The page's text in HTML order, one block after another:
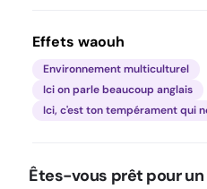
Effets waouh
Environnement multiculturel
Ici on parle beaucoup anglais
Ici, c'est ton tempérament qui
Êtes-vous prêt pour un